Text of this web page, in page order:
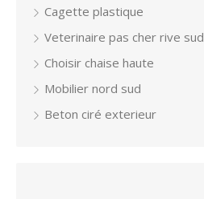
Cagette plastique
Veterinaire pas cher rive sud
Choisir chaise haute
Mobilier nord sud
Beton ciré exterieur